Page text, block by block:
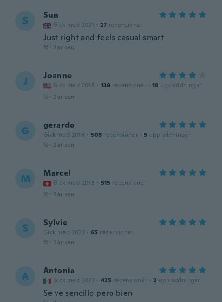
S Sun
Gick med 2021 · 27 recensioner
Just right and feels casual smart
för 2 år sen
J Joanne
Gick med 2018 · 139 recensioner · 18 uppladdningar
för 2 år sen
G gerardo
Gick med 2016 · 508 recensioner · 5 uppladdningar
för 2 år sen
M Marcel
Gick med 2018 · 515 recensioner
för 2 år sen
S Sylvie
Gick med 2023 · 65 recensioner
för 2 år sen
A Antonia
Gick med 2022 · 425 recensioner · 2 uppladdningar
Se ve sencillo pero bien